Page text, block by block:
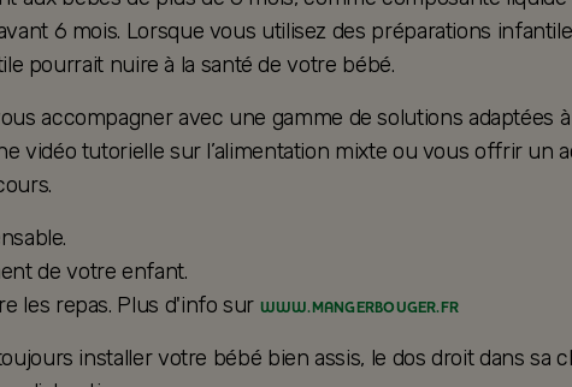
6 mois. Lorsque vous utilisez des préparations
pourrait nuire à la santé de votre bébé.
accompagner avec une gamme de solutions adaptées
vidéo tutorielle sur l’alimentation mixte ou vous offrir
de votre enfant.
les repas. Plus d'info sur WWW.MANGERBOUGER.FR
installer votre bébé bien assis, le dos droit dans